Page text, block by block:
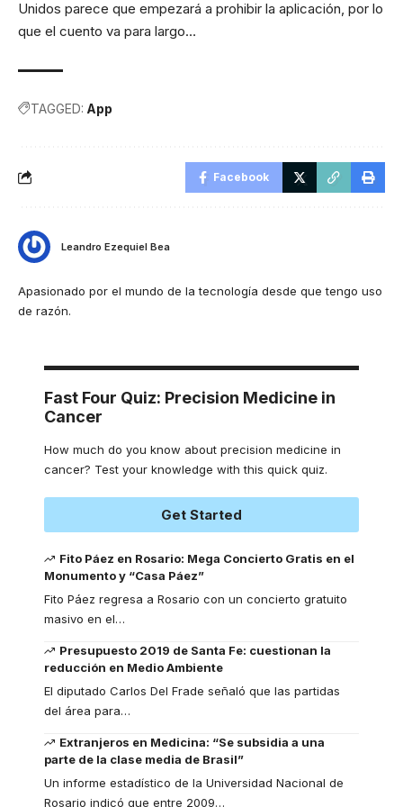
Unidos parece que empezará a prohibir la aplicación, por lo
que el cuento va para largo…
TAGGED: App
Facebook
Leandro Ezequiel Bea
Apasionado por el mundo de la tecnología desde que tengo uso
de razón.
Fast Four Quiz: Precision Medicine in
Cancer
How much do you know about precision medicine in
cancer? Test your knowledge with this quick quiz.
Get Started
Fito Páez en Rosario: Mega Concierto Gratis en el
Monumento y “Casa Páez”
Fito Páez regresa a Rosario con un concierto gratuito
masivo en el…
Presupuesto 2019 de Santa Fe: cuestionan la
reducción en Medio Ambiente
El diputado Carlos Del Frade señaló que las partidas
del área para…
Extranjeros en Medicina: “Se subsidia a una
parte de la clase media de Brasil”
Un informe estadístico de la Universidad Nacional de
Rosario indicó que entre 2009…